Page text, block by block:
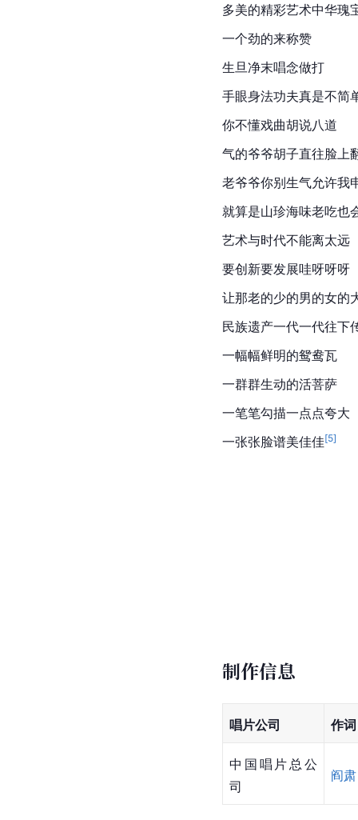
多美的精彩艺术中华瑰
一个劲的来称赞
生旦净末唱念做打
手眼身法功夫真是不简
你不懂戏曲胡说八道
气的爷爷胡子直往脸上
老爷爷你别生气允许我
就算是山珍海味老吃也
艺术与时代不能离太远
要创新要发展哇呀呀呀
让那老的少的男的女的
民族遗产一代一代往下
一幅幅鲜明的鸳鸯瓦
一群群生动的活菩萨
一笔笔勾描一点点夸大
一张张脸谱美佳佳[5]
制作信息
唱片公司 作词
中国唱片总公
司
阎肃